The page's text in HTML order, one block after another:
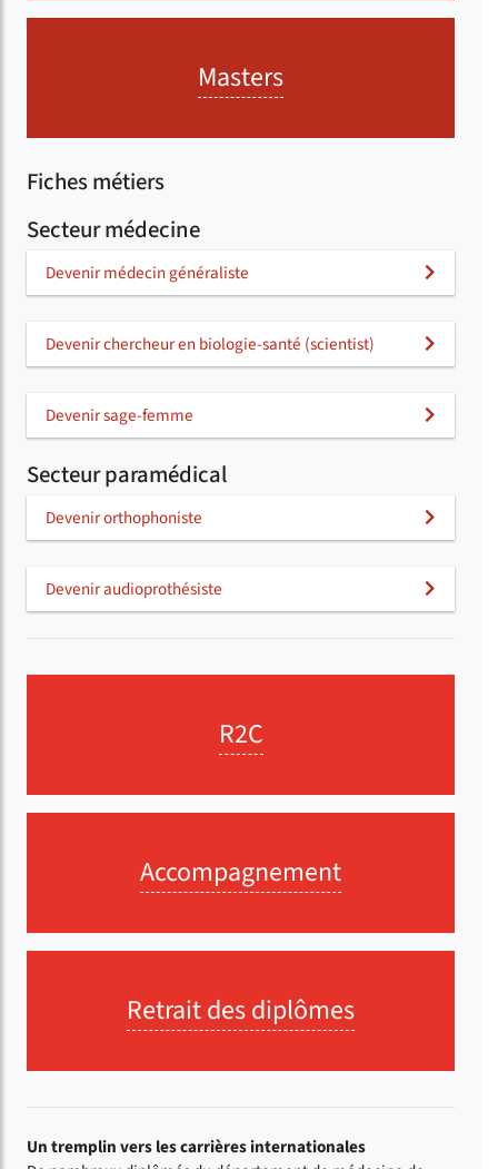
Masters
Fiches métiers
Secteur médecine
Devenir médecin généraliste
Devenir chercheur en biologie-santé (scientist)
Devenir sage-femme
Secteur paramédical
Devenir orthophoniste
Devenir audioprothésiste
R2C
Accompagnement
Retrait des diplômes
Un tremplin vers les carrières internationales